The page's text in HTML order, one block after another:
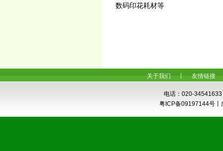
数码印花耗材等
关于我们 友情链接
电话：020-
粤ICP备09197144号